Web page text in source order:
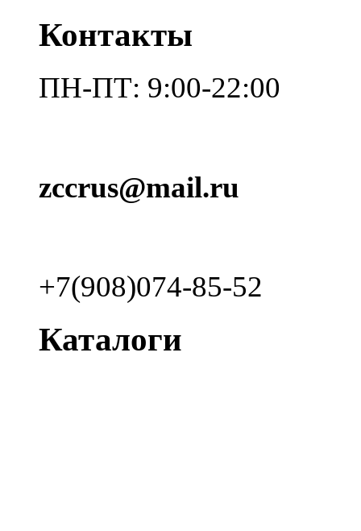
Контакты
ПН-ПТ: 9:00-22:00
zccrus@mail.ru
+7(908)074-85-52
Каталоги